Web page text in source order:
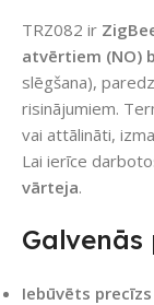
TRZ082 ir
atvērtiem (NO)
slēgšana),
risinājumiem.
vai attālināti,
Lai ierīce
vārteja.
Iebūvēts